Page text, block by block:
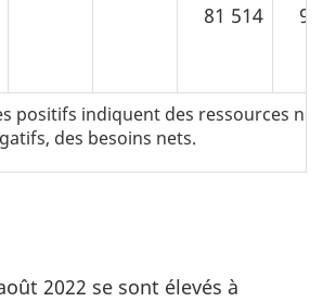
81 514
positifs indiquent des ressources
des besoins nets.
2022 se sont élevés à